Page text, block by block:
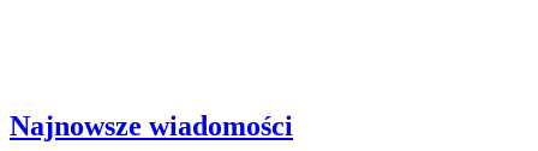
Najnowsze wiadomości